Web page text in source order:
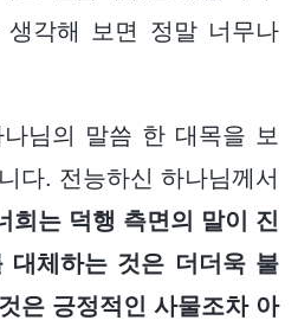
각해 보면 정말 너무나
님의 말씀 한 대목을 보
다. 전능하신 하나님께서
희는 덕행 측면의 말이 진
대체하는 것은 더더욱 불
은 긍정적인 사물조차 아